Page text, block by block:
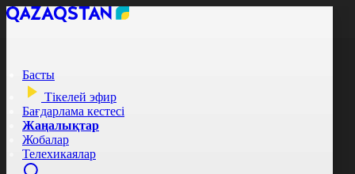
Басты
Тікелей эфир
Бағдарлама кестесі
Жаңалықтар
Жобалар
Телехикаялар